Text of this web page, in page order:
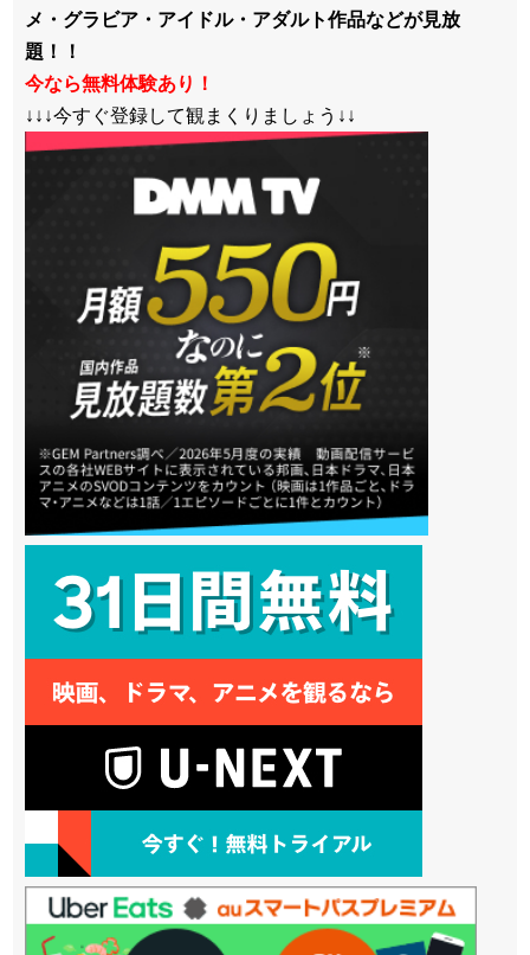
メ・グラビア・アイドル・アダルト作品などが見放
題！！
今なら無料体験あり！
↓↓↓今すぐ登録して観まくりましょう↓↓